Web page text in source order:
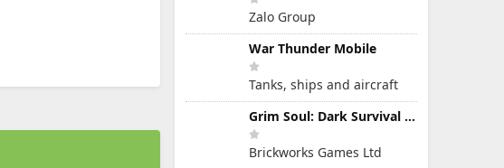
Zalo Group
War Thunder Mobile
Tanks, ships and aircraft
Grim Soul: Dark Survival RPG
Brickworks Games Ltd